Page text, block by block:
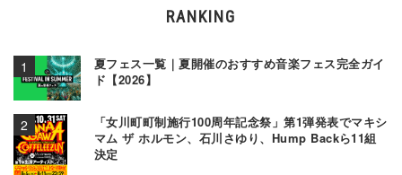
RANKING
夏フェス一覧｜夏開催のおすすめ音楽フェス完全ガイ
ド【2026】
「女川町町制施行100周年記念祭」第1弾発表でマキシ
マム ザ ホルモン、石川さゆり、Hump Backら11組
決定